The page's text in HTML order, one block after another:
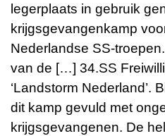
legerplaats in gebruik
krijgsgevangenkamp
Nederlandse SS-
van de […] 34.SS
‘Landstorm Nederland’.
dit kamp gevuld met
krijgsgevangenen. De